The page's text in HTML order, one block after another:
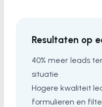
Resultaten op
40% meer leads
situatie
Hogere kwaliteit
formulieren en